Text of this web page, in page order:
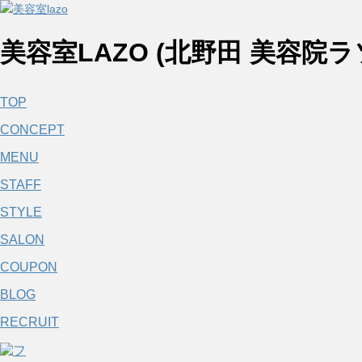
美容室LAZO (北野田 美容院ラ
TOP
CONCEPT
MENU
STAFF
STYLE
SALON
COUPON
BLOG
RECRUIT